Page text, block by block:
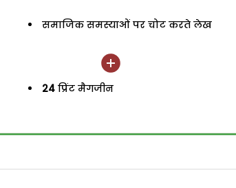
समाजिक समस्याओं पर चोट करते लेख
24 प्रिंट मैगजीन